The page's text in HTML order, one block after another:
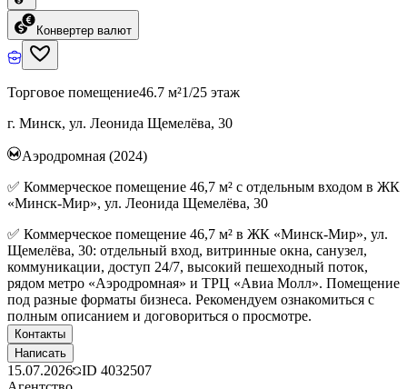
Конвертер валют
Торговое помещение46.7 м²1/25 этаж
г. Минск, ул. Леонида Щемелёва, 30
Аэродромная (2024)
✅ Коммерческое помещение 46,7 м² с отдельным входом в ЖК
«Минск-Мир», ул. Леонида Щемелёва, 30
✅ Коммерческое помещение 46,7 м² в ЖК «Минск-Мир», ул.
Щемелёва, 30: отдельный вход, витринные окна, санузел,
коммуникации, доступ 24/7, высокий пешеходный поток,
рядом метро «Аэродромная» и ТРЦ «Авиа Молл». Помещение
под разные форматы бизнеса. Рекомендуем ознакомиться с
полным описанием и договориться о просмотре.
Контакты
Написать
15.07.2026 ID 4032507